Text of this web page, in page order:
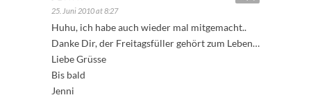
25. Juni 2010 at 8:27
Huhu, ich habe auch wieder mal mitgemacht..
Danke Dir, der Freitagsfüller gehört zum Leben…
Liebe Grüsse
Bis bald
Jenni